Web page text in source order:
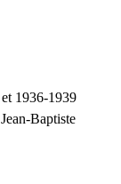
1936-1939
Baptiste